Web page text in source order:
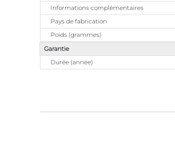
Informations complémentaires
Pays de fabrication
Poids (grammes)
Garantie
Durée (année)